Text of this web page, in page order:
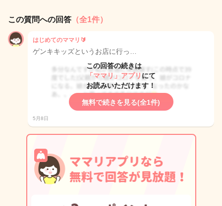
この質問への回答 （全1件）
はじめてのママリ🔰
ゲンキキッズというお店に行っ…
この回答の続きは
「ママリ」アプリ にて
お読みいただけます！
無料で続きを見る(全1件)
5月8日